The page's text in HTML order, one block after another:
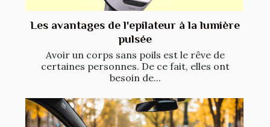
Les avantages de l'epilateur à la lumière
pulsée
Avoir un corps sans poils est le rêve de
certaines personnes. De ce fait, elles ont
besoin de...